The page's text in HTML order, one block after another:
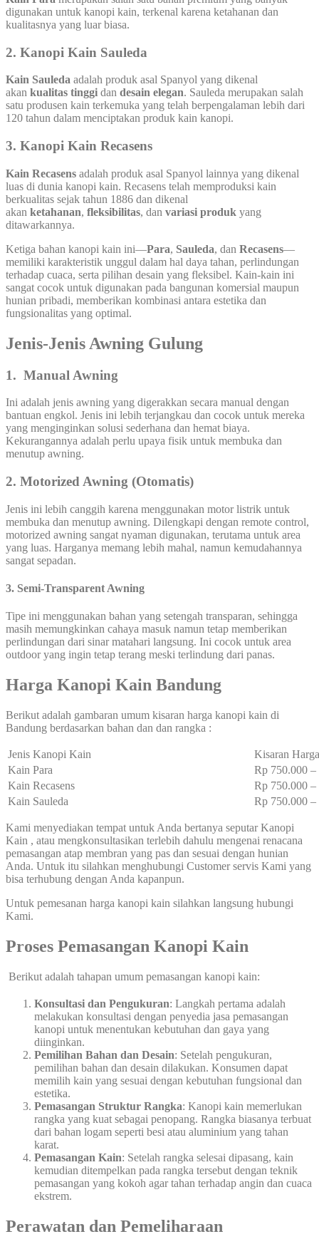
digunakan untuk kanopi kain, terkenal karena ketahanan dan
kualitasnya yang luar biasa.
2. Kanopi Kain Sauleda
Kain Sauleda adalah produk asal Spanyol yang dikenal
akan kualitas tinggi dan desain elegan. Sauleda merupakan salah
satu produsen kain terkemuka yang telah berpengalaman lebih dari
120 tahun dalam menciptakan produk kain kanopi.
3. Kanopi Kain Recasens
Kain Recasens adalah produk asal Spanyol lainnya yang dikenal
luas di dunia kanopi kain. Recasens telah memproduksi kain
berkualitas sejak tahun 1886 dan dikenal
akan ketahanan, fleksibilitas, dan variasi produk yang
ditawarkannya.
Ketiga bahan kanopi kain ini—Para, Sauleda, dan Recasens—
memiliki karakteristik unggul dalam hal daya tahan, perlindungan
terhadap cuaca, serta pilihan desain yang fleksibel. Kain-kain ini
sangat cocok untuk digunakan pada bangunan komersial maupun
hunian pribadi, memberikan kombinasi antara estetika dan
fungsionalitas yang optimal.
Jenis-Jenis Awning Gulung
1. Manual Awning
Ini adalah jenis awning yang digerakkan secara manual dengan
bantuan engkol. Jenis ini lebih terjangkau dan cocok untuk mereka
yang menginginkan solusi sederhana dan hemat biaya.
Kekurangannya adalah perlu upaya fisik untuk membuka dan
menutup awning.
2. Motorized Awning (Otomatis)
Jenis ini lebih canggih karena menggunakan motor listrik untuk
membuka dan menutup awning. Dilengkapi dengan remote control,
motorized awning sangat nyaman digunakan, terutama untuk area
yang luas. Harganya memang lebih mahal, namun kemudahannya
sangat sepadan.
3. Semi-Transparent Awning
Tipe ini menggunakan bahan yang setengah transparan, sehingga
masih memungkinkan cahaya masuk namun tetap memberikan
perlindungan dari sinar matahari langsung. Ini cocok untuk area
outdoor yang ingin tetap terang meski terlindung dari panas.
Harga Kanopi Kain Bandung
Berikut adalah gambaran umum kisaran harga kanopi kain di
Bandung berdasarkan bahan dan dan rangka :
Jenis Kanopi Kain
Kisaran
Kain Para
Rp 750.000
Kain Recasens
Rp 750.000
Kain Sauleda
Rp 750.000
Kami menyediakan tempat untuk Anda bertanya seputar Kanopi
Kain , atau mengkonsultasikan terlebih dahulu mengenai renacana
pemasangan atap membran yang pas dan sesuai dengan hunian
Anda. Untuk itu silahkan menghubungi Customer servis Kami yang
bisa terhubung dengan Anda kapanpun.
Untuk pemesanan harga kanopi kain silahkan langsung hubungi
Kami.
Proses Pemasangan Kanopi Kain
Berikut adalah tahapan umum pemasangan kanopi kain:
Konsultasi dan Pengukuran: Langkah pertama adalah
melakukan konsultasi dengan penyedia jasa pemasangan
kanopi untuk menentukan kebutuhan dan gaya yang
diinginkan.
Pemilihan Bahan dan Desain: Setelah pengukuran,
pemilihan bahan dan desain dilakukan. Konsumen dapat
memilih kain yang sesuai dengan kebutuhan fungsional dan
estetika.
Pemasangan Struktur Rangka: Kanopi kain memerlukan
rangka yang kuat sebagai penopang. Rangka biasanya terbuat
dari bahan logam seperti besi atau aluminium yang tahan
karat.
Pemasangan Kain: Setelah rangka selesai dipasang, kain
kemudian ditempelkan pada rangka tersebut dengan teknik
pemasangan yang kokoh agar tahan terhadap angin dan cuaca
ekstrem.
Perawatan dan Pemeliharaan